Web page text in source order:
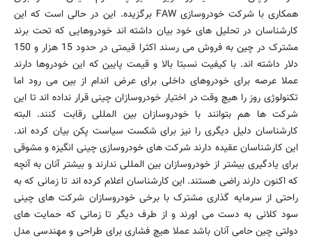
همکاری با شرکت خودروسازی FAW برگزیده. این در حالی است که این
کارشناسان در تحلیل های خود بیان داشته اند خودروهایی که تحت برند
مشترک در چین به فروش می رسند اکثرا قیمتی در حدود 15 هزار و 150
دلار داشته اند. با کیفیت نسبتا بالا و قیمت پایین که این خودروها دارند
عملا عرصه برای خودروهای داخلی برای عرض اندام از بین می رود اما
تکنولوژی روز را هیچ وقت در اختیار خودروسازان چینی قرار نداده اند تا این
شرکت ها هم بتوانند با خودروسازان بین المللی رقابت کنند. البته
کارشناسان دلیل دیگری را نیز برای شکست سیاست پکن بیان کرده اند.
این کارشناسان عقیده دارند شرکت های خودروسازی چینی انگیزه و مشوقی
برای یادگیری بیشتر از خودروسازان بین المللی ندارند و بیشتر آنان به آنچه
که اکنون دارند راضی هستند. این کارشناسان اعلام کرده اند تا زمانی که به
راحتی از سرمایه گذاری مشترک با برخی خودروسازان شرکت های چینی
سود کلانی به دست می اورند و از طرف دیگر تا زمانی که حمایت های
دولتی چین حامی آنان باشد عملا هیچ فشاری برای طراحی و مهندسی مدل